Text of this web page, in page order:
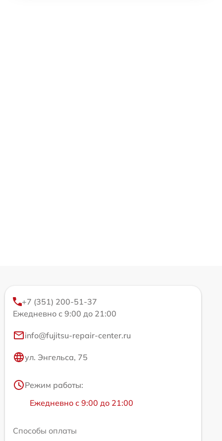
+7 (351) 200-51-37
Ежедневно с 9:00 до 21:00
info@fujitsu-repair-center.ru
ул. Энгельса, 75
Режим работы:
Ежедневно с 9:00 до 21:00
Способы оплаты